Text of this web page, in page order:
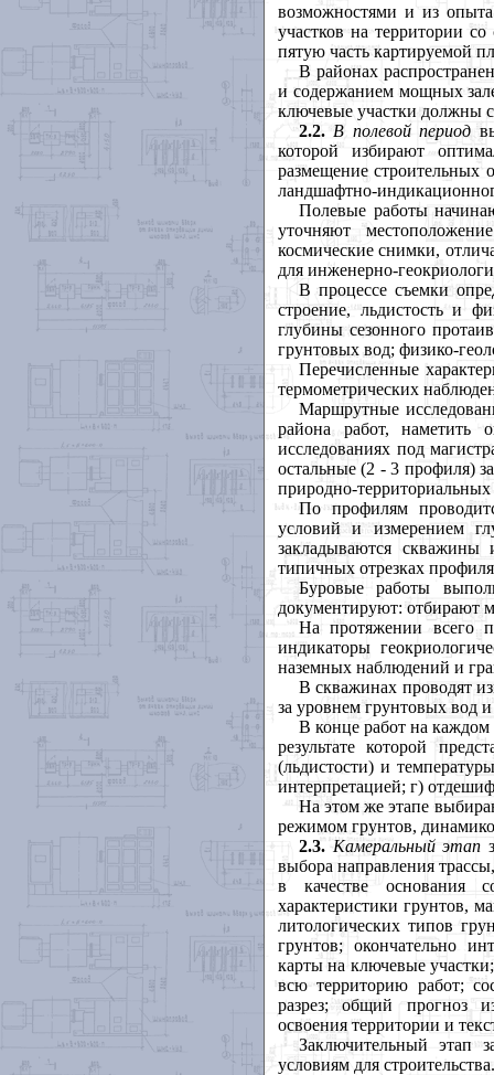
возможностями и из
участков на территории
пятую часть картируемой
В районах
и содержанием мощных
ключевые участки должны
2.2. В полевой период
которой избирают
размещение строительных
ландшафтно-
Полевые работы
уточняют
космические снимки,
для инженерно-
В процессе съемки
строение, льдистость и
глубины сезонного
грунтовых вод; физико-
Перечисленные
термометрических
Маршрутные
района работ,
исследованиях под
остальные (2 - 3 профиля)
природно-
По профилям
условий и измерением
закладываются скважины
типичных отрезках
Буровые работы
документируют: отбирают
На протяжении всего
индикаторы
наземных наблюдений и
В скважинах проводят
за уровнем грунтовых вод
В конце работ на каждом
результате которой
(льдистости) и
интерпретацией; г)
На этом же этапе
режимом грунтов,
2.3. Камеральный этап
выбора направления
в качестве основания
характеристики грунтов,
литологических типов
грунтов; окончательно
карты на ключевые
всю территорию работ;
разрез; общий прогноз
освоения территории и
Заключительный этап
условиям для строительства.